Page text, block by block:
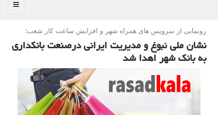
منو
رونمایی از سرویس های همراه شهر و افزایش ساعت كار شعب؛
نشان ملی نبوغ و مدیریت ایرانی درصنعت بانكداری
به بانك شهر اهدا شد